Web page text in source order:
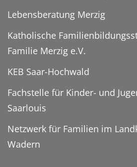
Lebensberatung Merzig
Katholische
Familie Merzig e.V.
KEB Saar-Hochwald
Fachstelle für Kinder- und
Saarlouis
Netzwerk für Familien im
Wadern